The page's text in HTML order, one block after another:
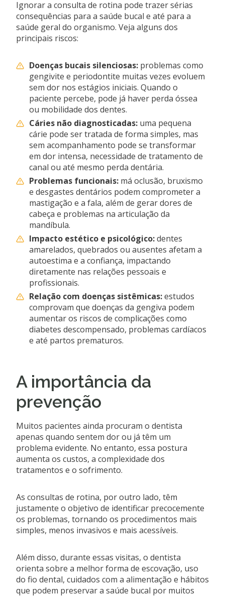
Ignorar a consulta de rotina pode trazer sérias
consequências para a saúde bucal e até para a
saúde geral do organismo. Veja alguns dos
principais riscos:
Doenças bucais silenciosas: problemas como
gengivite e periodontite muitas vezes evoluem
sem dor nos estágios iniciais. Quando o
paciente percebe, pode já haver perda óssea
ou mobilidade dos dentes.
Cáries não diagnosticadas: uma pequena
cárie pode ser tratada de forma simples, mas
sem acompanhamento pode se transformar
em dor intensa, necessidade de tratamento de
canal ou até mesmo perda dentária.
Problemas funcionais: má oclusão, bruxismo
e desgastes dentários podem comprometer a
mastigação e a fala, além de gerar dores de
cabeça e problemas na articulação da
mandíbula.
Impacto estético e psicológico:dentes
amarelados, quebrados ou ausentes afetam a
autoestima e a confiança, impactando
diretamente nas relações pessoais e
profissionais.
Relação com doenças sistêmicas:estudos
comprovam que doenças da gengiva podem
aumentar os riscos de complicações como
diabetes descompensado, problemas cardíacos
e até partos prematuros.
A importância da
prevenção
Muitos pacientes ainda procuram o dentista
apenas quando sentem dor ou já têm um
problema evidente. No entanto, essa postura
aumenta os custos, a complexidade dos
tratamentos e o sofrimento.
As consultas de rotina, por outro lado, têm
justamente o objetivo de identificar precocemente
os problemas, tornando os procedimentos mais
simples, menos invasivos e mais acessíveis.
Além disso, durante essas visitas, o dentista
orienta sobre a melhor forma de escovação, uso
do fio dental, cuidados com a alimentação e hábitos
que podem preservar a saúde bucal por muitos